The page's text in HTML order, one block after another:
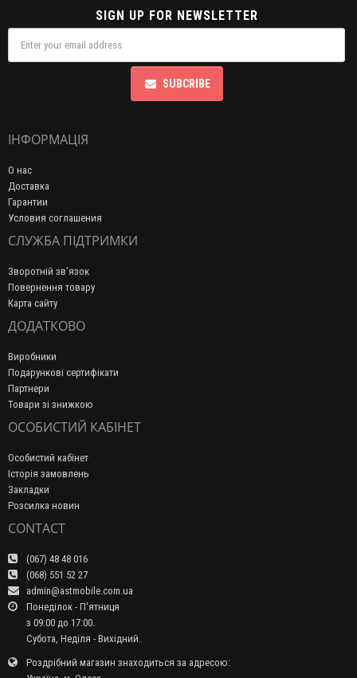
SIGN UP FOR NEWSLETTER
SUBCRIBE
ІНФОРМАЦІЯ
О нас
Доставка
Гарантии
Условия соглашения
СЛУЖБА ПІДТРИМКИ
Зворотній зв’язок
Повернення товару
Карта сайту
ДОДАТКОВО
Виробники
Подарункові сертифікати
Партнери
Товари зі знижкою
ОСОБИСТИЙ КАБІНЕТ
Особистий кабінет
Історія замовлень
Закладки
Розсилка новин
CONTACT
(067) 48 48 016
(068) 551 52 27
admin@astmobile.com.ua
Понеділок - П'ятниця
з 09:00 до 17:00.
Субота, Неділя - Вихідний.
Роздрібний магазин знаходиться за адресою: